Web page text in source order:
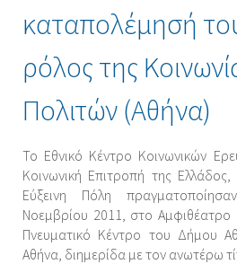
καταπολέμησή
ρόλος της
Πολιτών (Αθήνα)
Το Εθνικό Κέντρο Κοινωνικών
Κοινωνική Επιτροπή της
Εύξεινη Πόλη
Νοεμβρίου 2011, στο Αμφιθέατρο
Πνευματικό Κέντρο του Δήμου
Αθήνα, διημερίδα με τον ανωτέρω